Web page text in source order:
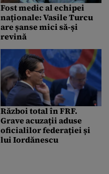
Fost medic al echipei
naționale: Vasile Turcu
are șanse mici să-și
revină
Război total în FRF.
Grave acuzații aduse
oficialilor federației și
lui Iordănescu